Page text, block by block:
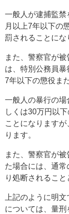
一般人が逮捕監
月以上7年以下の
罰されることにな
また、警察官が
は、特別公務員暴
7年以下の懲役ま
一般人の暴行の
しくは30万円以
ことになります
ります。
また、警察官が
た場合には、通
り処断されること
上記のように明
については、量